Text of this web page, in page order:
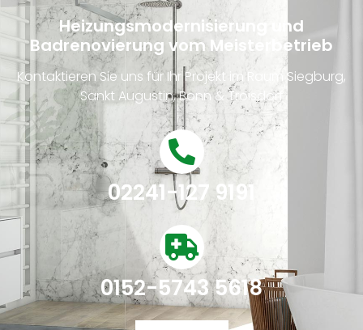
Heizungsmodernisierung und
Badrenovierung vom Meisterbetrieb
Kontaktieren Sie uns für Ihr Projekt im Raum Siegburg,
Sankt Augustin, Bonn & Troisdorf
02241-127 9191
0152-5743 5618